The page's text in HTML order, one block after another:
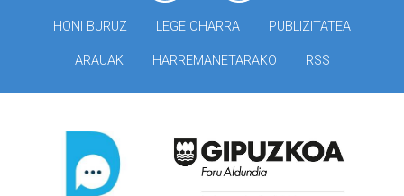
HONI BURUZ LEGE OHARRA PUBLIZITATEA
ARAUAK HARREMANETARAKO RSS